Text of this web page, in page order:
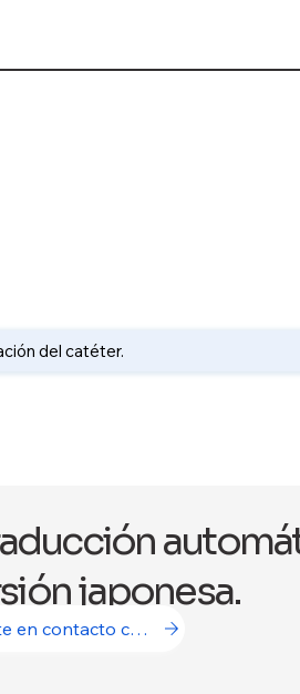
del catéter.
japonesa.
Ponte en contacto con nosotros